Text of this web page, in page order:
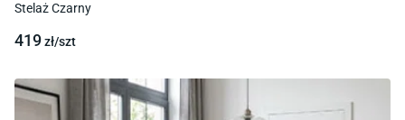
Stelaż Czarny
419zł/szt